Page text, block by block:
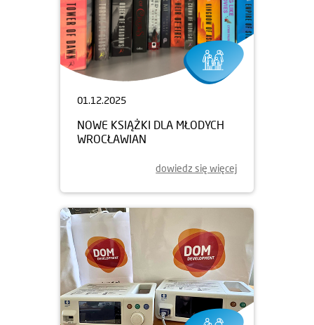
01.12.2025
NOWE KSIĄŻKI DLA MŁODYCH
WROCŁAWIAN
dowiedz się więcej